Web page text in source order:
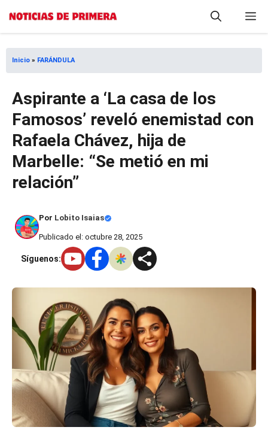
Saltar
contenido
Inicio » FARÁNDULA
Aspirante a ‘La casa de los
Famosos’ reveló enemistad con
Rafaela Chávez, hija de
Marbelle: “Se metió en mi
relación”
Por Lobito Isaias
Publicado el: octubre 28, 2025
Síguenos: